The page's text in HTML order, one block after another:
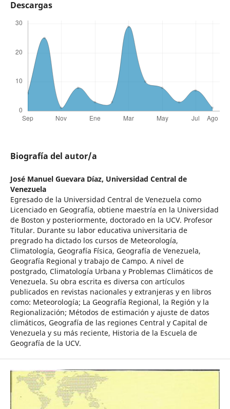
Descargas
Biografía del autor/a
José Manuel Guevara Díaz, Universidad Central de
Venezuela
Egresado de la Universidad Central de Venezuela como
Licenciado en Geografía, obtiene maestría en la Universidad
de Boston y posteriormente, doctorado en la UCV. Profesor
Titular. Durante su labor educativa universitaria de
pregrado ha dictado los cursos de Meteorología,
Climatología, Geografía Física, Geografía de Venezuela,
Geografía Regional y trabajo de Campo. A nivel de
postgrado, Climatología Urbana y Problemas Climáticos de
Venezuela. Su obra escrita es diversa con artículos
publicados en revistas nacionales y extranjeras y en libros
como: Meteorología; La Geografía Regional, la Región y la
Regionalización; Métodos de estimación y ajuste de datos
climáticos, Geografía de las regiones Central y Capital de
Venezuela y su más reciente, Historia de la Escuela de
Geografía de la UCV.